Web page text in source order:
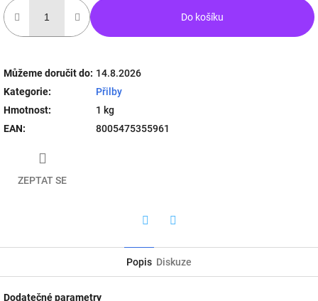
Do košíku
Můžeme doručit do: 14.8.2026
Kategorie:
Přilby
Hmotnost:
1 kg
EAN: 8005475355961
ZEPTAT SE
Popis Diskuze
Dodatečné parametry